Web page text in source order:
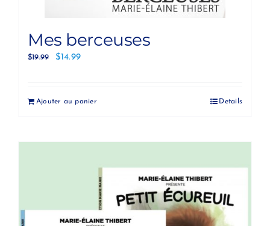
Mes berceuses
$19.99 $14.99
Ajouter au panier Details